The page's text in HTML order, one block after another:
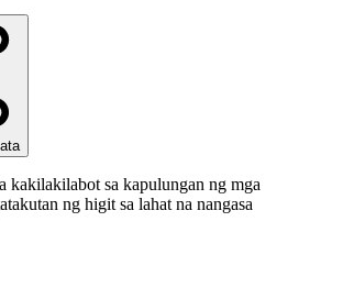
kakilakilabot sa kapulungan ng mga
ng higit sa lahat na nangasa